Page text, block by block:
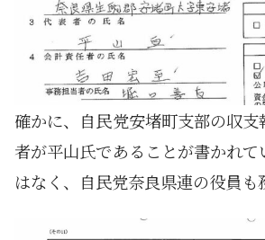
確かに、自民党安堵町支部の収
者が平山氏であることが書かれ
はなく、自民党奈良県連の役員も